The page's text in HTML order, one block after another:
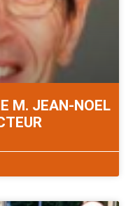
M. JEAN-NOEL